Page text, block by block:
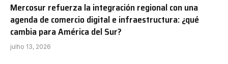
Mercosur refuerza la integración regional con una
agenda de comercio digital e infraestructura: ¿qué
cambia para América del Sur?
julho 13, 2026